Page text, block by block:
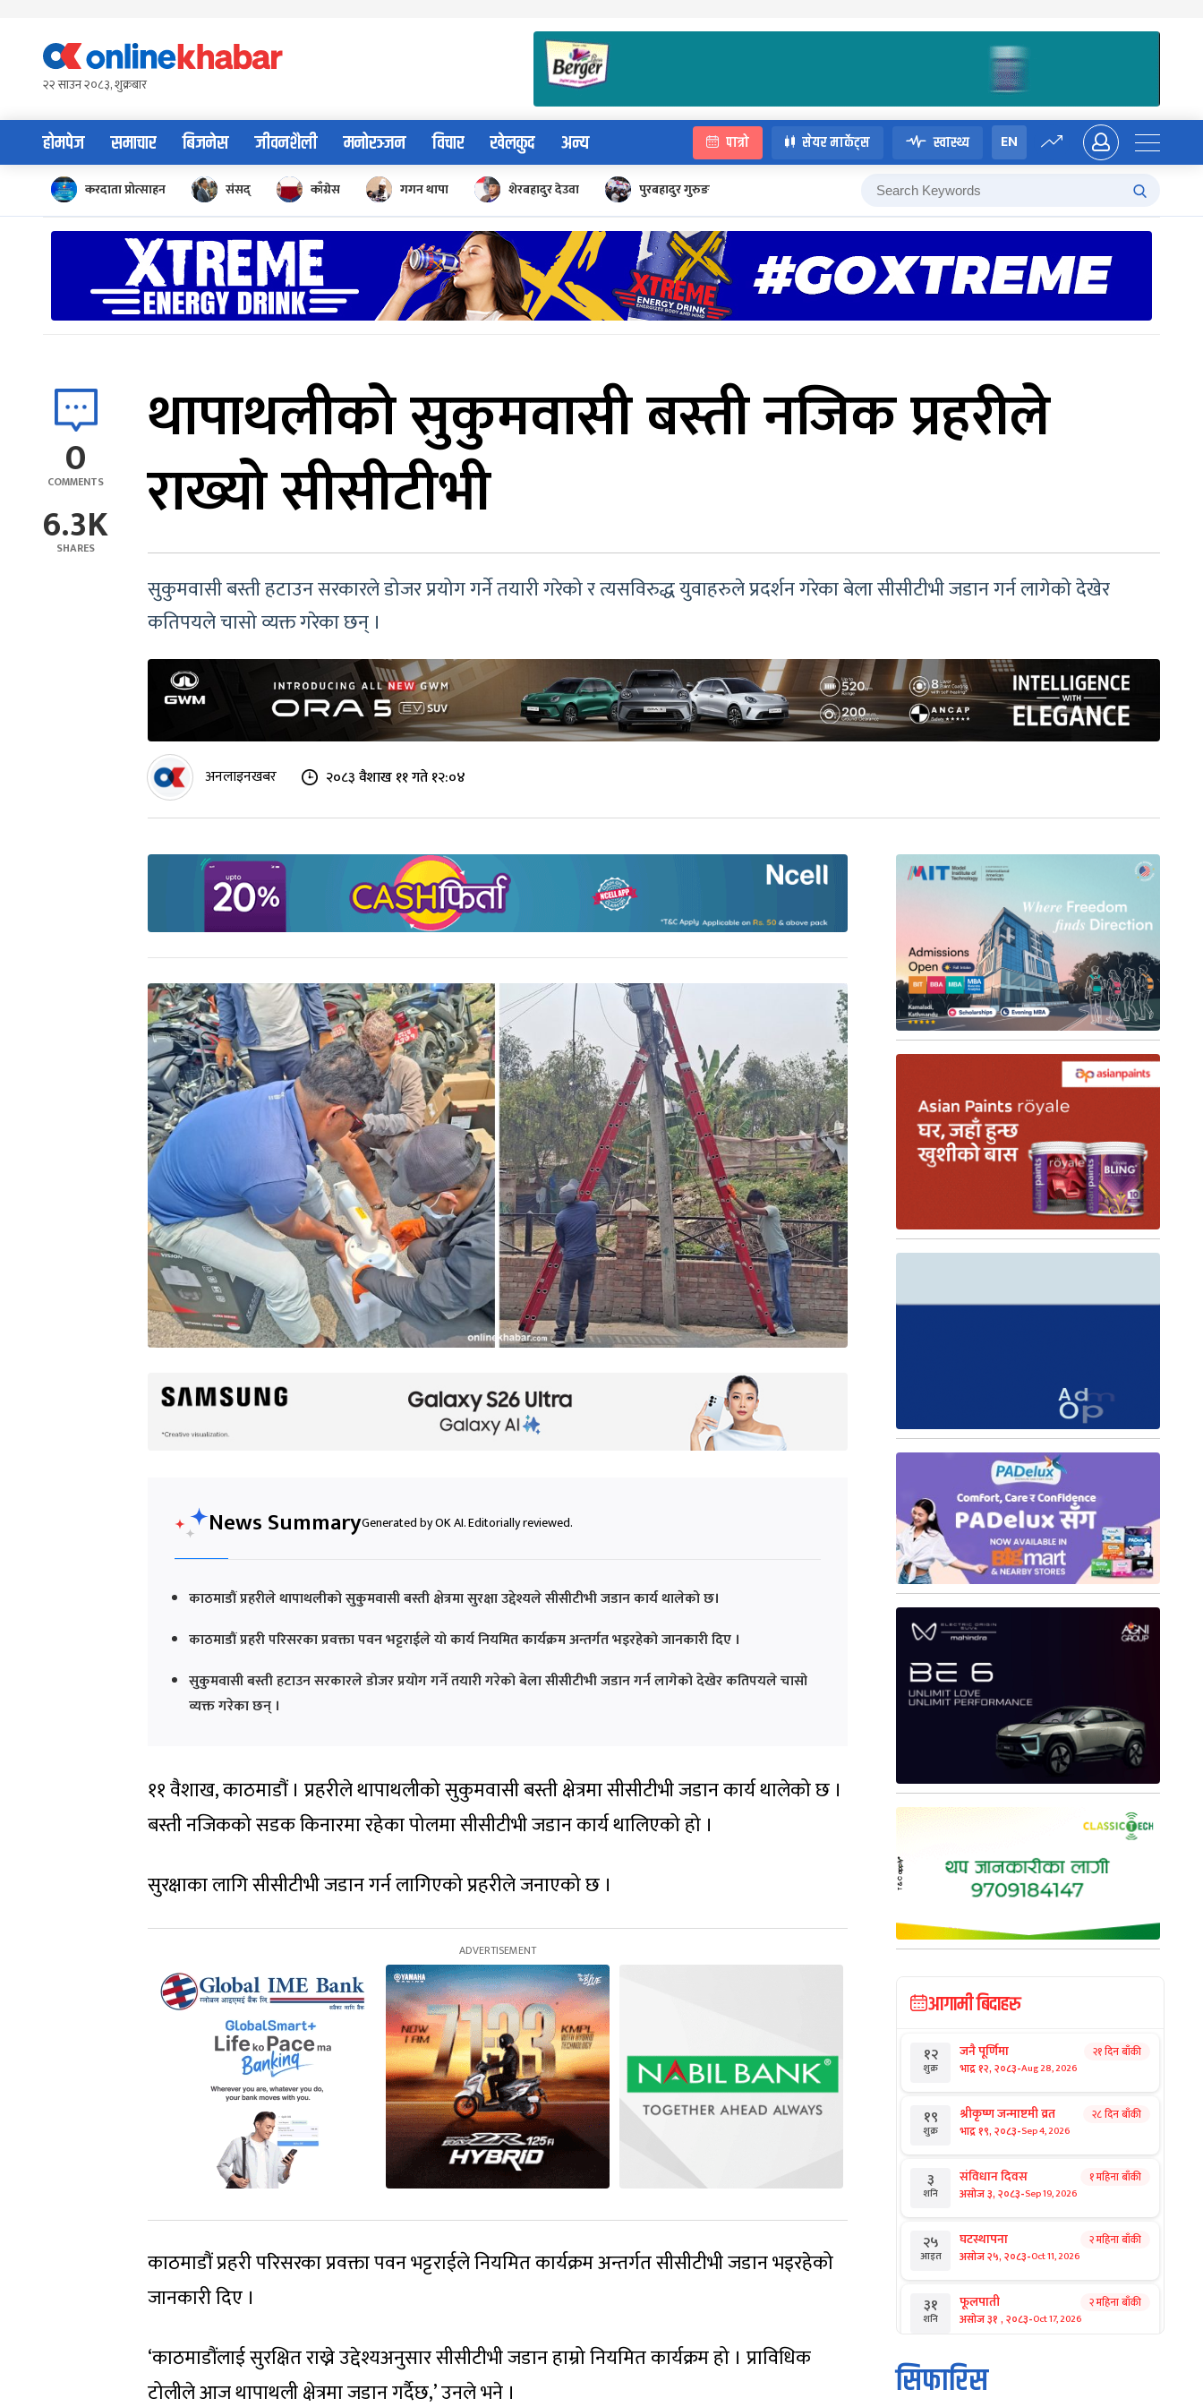
content२२ साउन २०८३, शुक्रबार
होमपेज समाचार बिजनेस जीवनशैली मनोरञ्जन विचार खेलकुद अन्य पात्रो सेयर मार्केट्स स्वास्थ्य EN
करदाता प्रोत्साहन संसद् काँग्रेस गगन थापा शेरबहादुर देउवा पुरबहादुर गुरुङ
0
COMMENTS
6.3K
SHARES
थापाथलीको सुकुमवासी बस्ती नजिक प्रहरीले
राख्यो सीसीटीभी
सुकुमवासी बस्ती हटाउन सरकारले डोजर प्रयोग गर्ने तयारी गरेको र त्यसविरुद्ध युवाहरुले प्रदर्शन गरेका बेला सीसीटीभी जडान गर्न लागेको देखेर
कतिपयले चासो व्यक्त गरेका छन् ।
अनलाइनखबर २०८३ वैशाख ११ गते १२:०४
News SummaryGenerated by OK AI. Editorially reviewed.
काठमाडौं प्रहरीले थापाथलीको सुकुमवासी बस्ती क्षेत्रमा सुरक्षा उद्देश्यले सीसीटीभी जडान कार्य थालेको छ।
काठमाडौं प्रहरी परिसरका प्रवक्ता पवन भट्टराईले यो कार्य नियमित कार्यक्रम अन्तर्गत भइरहेको जानकारी दिए ।
सुकुमवासी बस्ती हटाउन सरकारले डोजर प्रयोग गर्ने तयारी गरेको बेला सीसीटीभी जडान गर्न लागेको देखेर कतिपयले चासो
व्यक्त गरेका छन् ।
११ वैशाख, काठमाडौं । प्रहरीले थापाथलीको सुकुमवासी बस्ती क्षेत्रमा सीसीटीभी जडान कार्य थालेको छ ।
बस्ती नजिकको सडक किनारमा रहेका पोलमा सीसीटीभी जडान कार्य थालिएको हो ।
सुरक्षाका लागि सीसीटीभी जडान गर्न लागिएको प्रहरीले जनाएको छ ।
काठमाडौं प्रहरी परिसरका प्रवक्ता पवन भट्टराईले नियमित कार्यक्रम अन्तर्गत सीसीटीभी जडान भइरहेको
जानकारी दिए ।
‘काठमाडौंलाई सुरक्षित राख्ने उद्देश्यअनुसार सीसीटीभी जडान हाम्रो नियमित कार्यक्रम हो । प्राविधिक
टोलीले आज थापाथली क्षेत्रमा जडान गर्दैछ,’ उनले भने ।
आगामी बिदाहरु
१२
शुक्र
जनै पूर्णिमा
भाद्र १२, २०८३-Aug 28, 2026
२१ दिन बाँकी
१९
शुक्र
श्रीकृष्ण जन्माष्टमी व्रत
भाद्र १९, २०८३-Sep 4, 2026
२८ दिन बाँकी
३
शनि
संविधान दिवस
असोज ३, २०८३-Sep 19, 2026
१ महिना बाँकी
२५
आइत
घटस्थापना
असोज २५, २०८३-Oct 11, 2026
२ महिना बाँकी
३१
शनि
फूलपाती
असोज ३१ , २०८३-Oct 17, 2026
२ महिना बाँकी
१
आइत
कार्तिक सङ्क्रान्ति
कार्तिक १, २०८३
सिफारिस